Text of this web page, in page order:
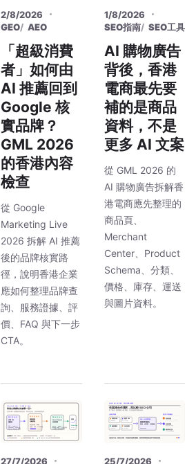
2/8/2026
GEO
AEO
「超級消費
者」如何由
AI 推薦回到
Google 核
實品牌？
GML 2026
的香港內容
檢查
從 Google
Marketing Live
2026 拆解 AI 推薦
後的品牌核實路
徑，說明香港企業
應如何整理品牌查
詢、服務證據、評
價、FAQ 與下一步
CTA。
1/8/2026
SEO指南
SEO工具
AI 購物廣告
背後，香港
電商最先要
補的是商品
資料，不是
更多 AI 文案
從 GML 2026 的
AI 購物廣告拆解香
港電商應先整理的
商品頁、
Merchant
Center、Product
Schema、分類、
價格、庫存、運送
與圖片資料。
27/7/2026
25/7/2026